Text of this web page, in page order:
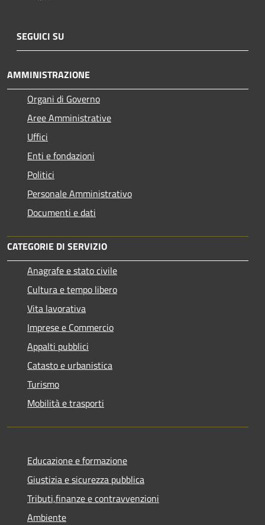
SEGUICI SU
AMMINISTRAZIONE
Organi di Governo
Aree Amministrative
Uffici
Enti e fondazioni
Politici
Personale Amministrativo
Documenti e dati
CATEGORIE DI SERVIZIO
Anagrafe e stato civile
Cultura e tempo libero
Vita lavorativa
Imprese e Commercio
Appalti pubblici
Catasto e urbanistica
Turismo
Mobilità e trasporti
Educazione e formazione
Giustizia e sicurezza pubblica
Tributi,finanze e contravvenzioni
Ambiente